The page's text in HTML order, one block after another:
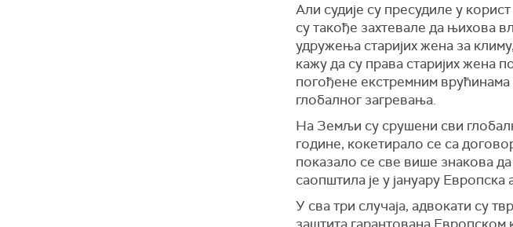
Али судије су пресудиле у
су такође захтевале да њихова
удружења старијих жена за
кажу да су права старијих жена
погођене екстремним
глобалног загревања.
На Земљи су срушени сви
године, кокетирало се са
показало се све више знакова
саопштила је у јануару Европска
У сва три случаја, адвокати су